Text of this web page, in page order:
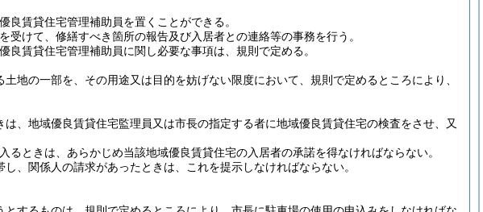
賃貸住宅管理補助員を置くことができる。
けて、修繕すべき箇所の報告及び入居者との連絡等の事務を行う。
賃貸住宅管理補助員に関し必要な事項は、規則で定める。
地の一部を、その用途又は目的を妨げない限度において、規則で定めるところにより、
、地域優良賃貸住宅監理員又は市長の指定する者に地域優良賃貸住宅の検査をさせ、又
ときは、あらかじめ当該地域優良賃貸住宅の入居者の承諾を得なければならない。
、関係人の請求があったときは、これを提示しなければならない。